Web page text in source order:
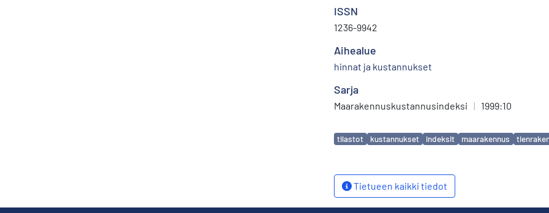
ISSN
1236-9942
Aihealue
hinnat ja kustannukset
Sarja
Maarakennuskustannusindeksi | 1999:10
Avainsanat
tilastot kustannukset indeksit maarakennus
Tietueen kaikki tiedot